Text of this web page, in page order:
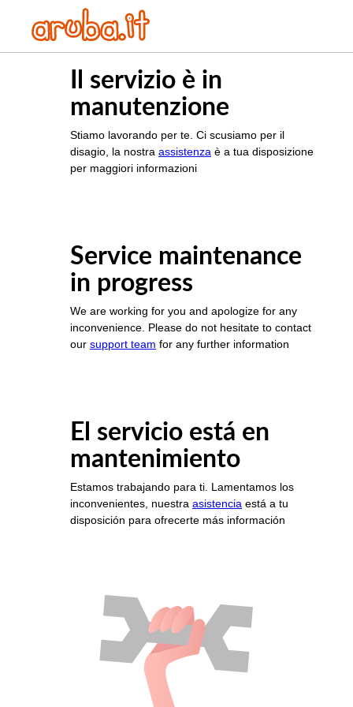
Il servizio è in
manutenzione
Stiamo lavorando per te. Ci scusiamo per il
disagio, la nostra assistenza è a tua disposizione
per maggiori informazioni
Service maintenance
in progress
We are working for you and apologize for any
inconvenience. Please do not hesitate to contact
our support team for any further information
El servicio está en
mantenimiento
Estamos trabajando para ti. Lamentamos los
inconvenientes, nuestra asistencia está a tu
disposición para ofrecerte más información